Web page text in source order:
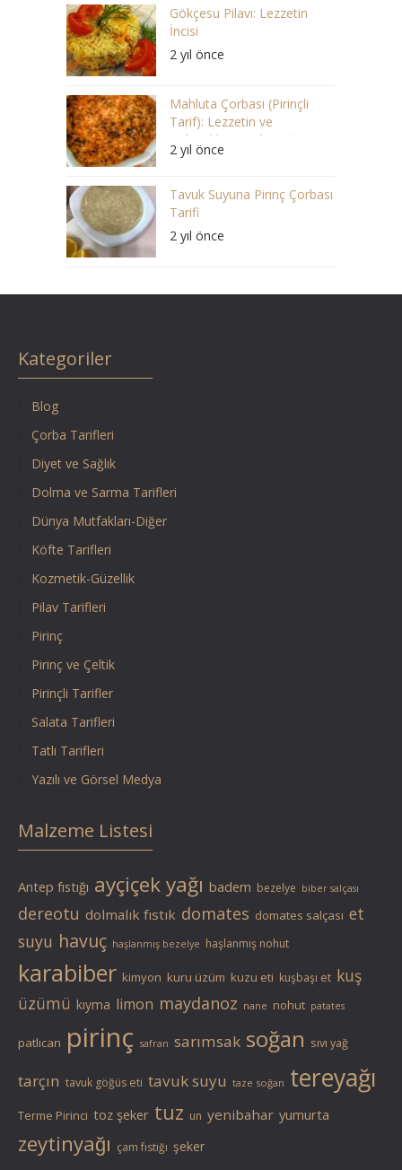
Gökçesu Pilavı: Lezzetin
İncisi
2 yıl önce
Mahluta Çorbası (Pirinçli
Tarif): Lezzetin ve
Geleneklerin Buluştuğu Bir
Ziyafet
2 yıl önce
Tavuk Suyuna Pirinç Çorbası
Tarifi
2 yıl önce
Kategoriler
Blog
Çorba Tarifleri
Diyet ve Sağlık
Dolma ve Sarma Tarifleri
Dünya Mutfakları-Diğer
Köfte Tarifleri
Kozmetik-Güzellik
Pilav Tarifleri
Pirinç
Pirinç ve Çeltik
Pirinçli Tarifler
Salata Tarifleri
Tatlı Tarifleri
Yazılı ve Görsel Medya
Malzeme Listesi
Antep fıstığı ayçiçek yağı badem bezelye biber salçası
dereotu dolmalık fıstık domates domates salçası et
suyu havuç haşlanmış bezelye haşlanmış nohut
karabiber kimyon kuru üzüm kuzu eti kuşbaşı et kuş
üzümü kıyma limon maydanoz nane nohut patates
patlıcan pirinç safran sarımsak soğan sıvı yağ
tarçın tavuk göğüs eti tavuk suyu taze soğan tereyağı
Terme Pirinci toz şeker tuz un yenibahar yumurta
zeytinyağı çam fıstığı şeker